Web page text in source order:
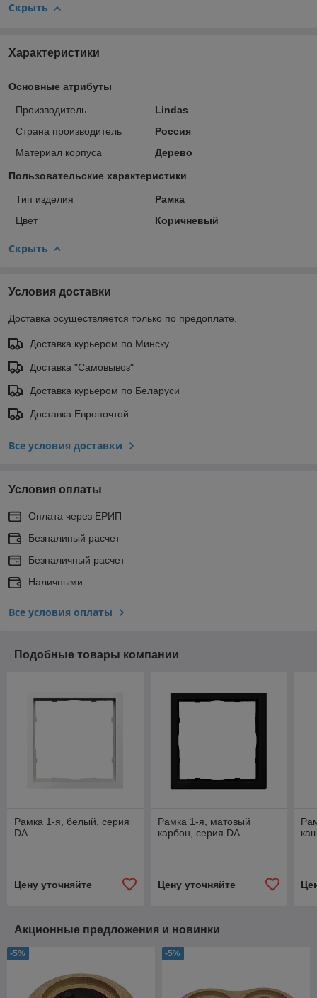
Скрыть
Характеристики
Основные атрибуты
Производитель
Lindas
Страна производитель
Россия
Материал корпуса
Дерево
Пользовательские характеристики
Тип изделия
Рамка
Цвет
Коричневый
Скрыть
Условия доставки
Доставка осуществляется только по предоплате.
Доставка курьером по Минску
Доставка "Самовывоз"
Доставка курьером по Беларуси
Доставка Европочтой
Все условия доставки
Условия оплаты
Оплата через ЕРИП
Безналиный расчет
Безналичный расчет
Наличными
Все условия оплаты
Подобные товары компании
Рамка 1-я, белый, серия
DA
Цену уточняйте
Рамка 1-я, матовый
карбон, серия DA
Цену уточняйте
Акционные предложения и новинки
-5% -5%